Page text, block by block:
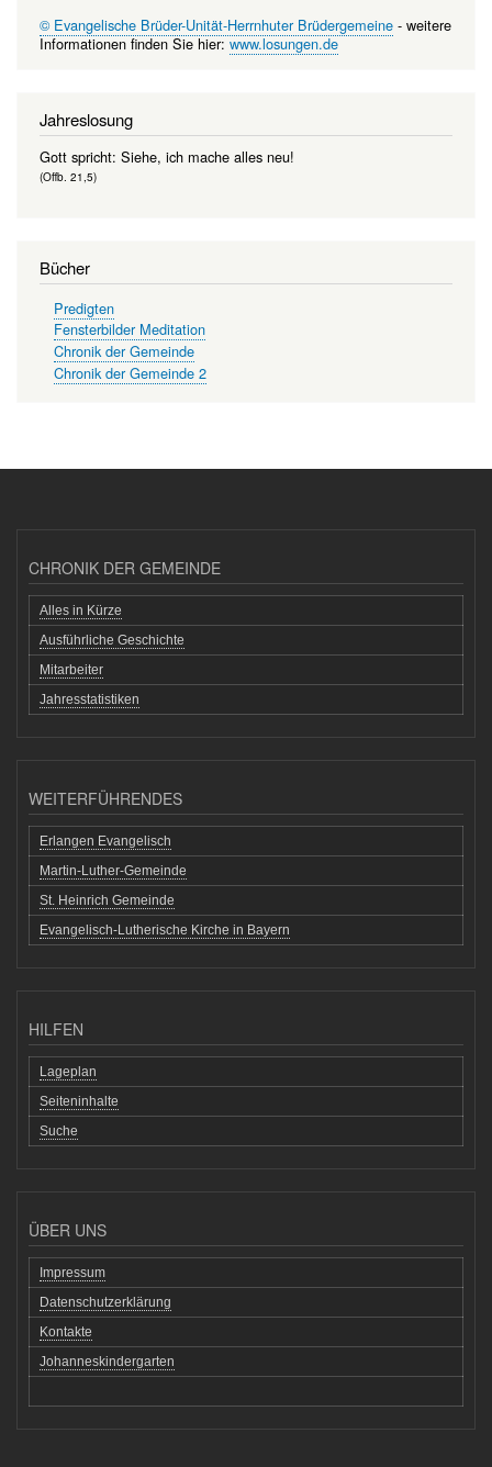
© Evangelische Brüder-Unität-Herrnhuter Brüdergemeine - weitere
Informationen finden Sie hier:www.losungen.de
Jahreslosung
Gott spricht: Siehe, ich mache alles neu!
(Offb. 21,5)
Bücher
Predigten
Fensterbilder Meditation
Chronik der Gemeinde
Chronik der Gemeinde 2
CHRONIK DER GEMEINDE
Alles in Kürze
Ausführliche Geschichte
Mitarbeiter
Jahresstatistiken
WEITERFÜHRENDES
Erlangen Evangelisch
Martin-Luther-Gemeinde
St. Heinrich Gemeinde
Evangelisch-Lutherische Kirche in Bayern
HILFEN
Lageplan
Seiteninhalte
Suche
ÜBER UNS
Impressum
Datenschutzerklärung
Kontakte
Johanneskindergarten